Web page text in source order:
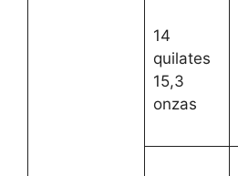
14
quilates
15,3
onzas